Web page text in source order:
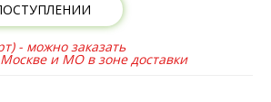
- можно заказать
и МО в зоне доставки